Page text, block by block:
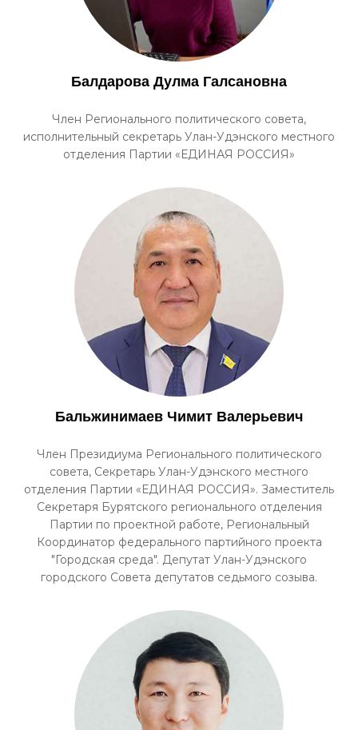
Балдарова Дулма Галсановна
Член Регионального политического совета,
исполнительный секретарь Улан-Удэнского местного
отделения Партии «ЕДИНАЯ РОССИЯ»
Бальжинимаев Чимит Валерьевич
Член Президиума Регионального политического
совета, Секретарь Улан-Удэнского местного
отделения Партии «ЕДИНАЯ РОССИЯ». Заместитель
Секретаря Бурятского регионального отделения
Партии по проектной работе, Региональный
Координатор федерального партийного проекта
"Городская среда". Депутат Улан-Удэнского
городского Совета депутатов седьмого созыва.